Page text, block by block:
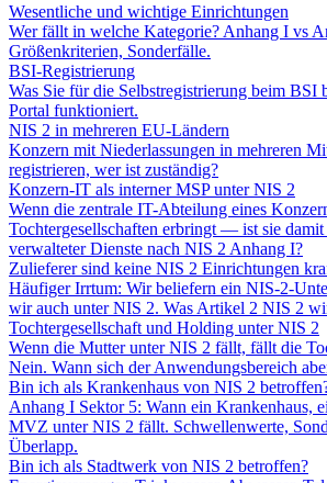
Wesentliche und wichtige Einrichtungen
Wer fällt in welche Kategorie? Anhang I vs
Größenkriterien, Sonderfälle.
BSI-Registrierung
Was Sie für die Selbstregistrierung beim BSI
Portal funktioniert.
NIS 2 in mehreren EU-Ländern
Konzern mit Niederlassungen in mehreren
registrieren, wer ist zuständig?
Konzern-IT als interner MSP unter NIS 2
Wenn die zentrale IT-Abteilung eines
Tochtergesellschaften erbringt — ist sie
verwalteter Dienste nach NIS 2 Anhang I?
Zulieferer sind keine NIS 2 Einrichtungen
Häufiger Irrtum: Wir beliefern ein NIS-2-
wir auch unter NIS 2. Was Artikel 2 NIS 2
Tochtergesellschaft und Holding unter NIS 2
Wenn die Mutter unter NIS 2 fällt, fällt die
Nein. Wann sich der Anwendungsbereich
Bin ich als Krankenhaus von NIS 2
Anhang I Sektor 5: Wann ein Krankenhaus,
MVZ unter NIS 2 fällt. Schwellenwerte,
Überlapp.
Bin ich als Stadtwerk von NIS 2 betroffen?